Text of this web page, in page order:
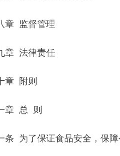
监督管理
法律责任
附则
总 则
为了保证食品安全，保障